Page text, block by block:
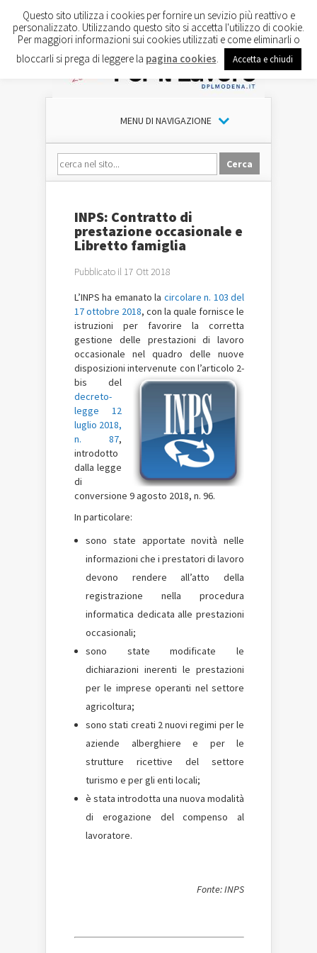
MENU DI NAVIGAZIONE
INPS: Contratto di
prestazione occasionale e
Libretto famiglia
Pubblicato il 17 Ott 2018
L’INPS ha emanato la circolare n. 103 del
17 ottobre 2018, con la quale fornisce le
istruzioni per favorire la corretta
gestione delle prestazioni di lavoro
occasionale nel quadro delle nuove
disposizioni intervenute con l’articolo 2-
bis del
decreto-
legge 12
luglio 2018,
n. 87,
introdotto
dalla legge
di
conversione 9 agosto 2018, n. 96.
In particolare:
sono state apportate novità nelle
informazioni che i prestatori di lavoro
devono rendere all’atto della
registrazione nella procedura
informatica dedicata alle prestazioni
occasionali;
sono state modificate le
dichiarazioni inerenti le prestazioni
per le imprese operanti nel settore
agricoltura;
sono stati creati 2 nuovi regimi per le
aziende alberghiere e per le
strutture ricettive del settore
turismo e per gli enti locali;
è stata introdotta una nuova modalità
di erogazione del compenso al
lavoratore.
Fonte: INPS
Questo sito utilizza i cookies per fornire un sevizio più reattivo e
personalizzato. Utilizzando questo sito si accetta l'utilizzo di cookie.
Per maggiori informazioni sui cookies utilizzati e come eliminarli o
bloccarli si prega di leggere la pagina cookies Accetta e chiudi